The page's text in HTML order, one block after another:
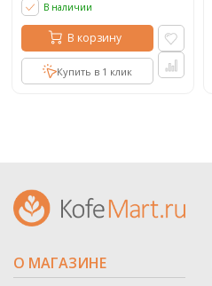
В наличии
В корзину
Купить в 1 клик
О МАГАЗИНЕ